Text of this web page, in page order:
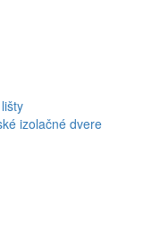
izolačné dvere